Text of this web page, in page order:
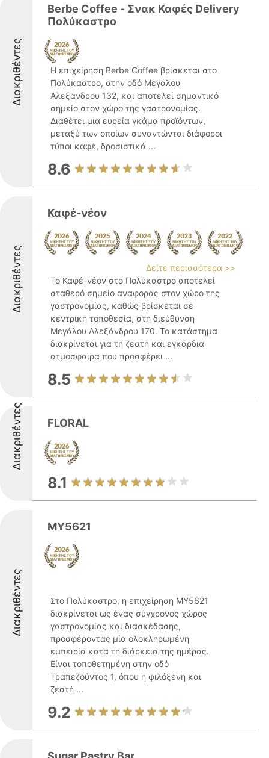
Διακριθέντες
Berbe Coffee - Σνακ Καφές Delivery
Πολύκαστρο
Η επιχείρηση Berbe Coffee βρίσκεται στο
Πολύκαστρο, στην οδό Μεγάλου
Αλεξάνδρου 132, και αποτελεί σημαντικό
σημείο στον χώρο της γαστρονομίας.
Διαθέτει μια ευρεία γκάμα προϊόντων,
μεταξύ των οποίων συναντώνται διάφοροι
τύποι καφέ, δροσιστικά ...
8.6
Διακριθέντες
Καφέ-νέον
Δείτε περισσότερα >>
Το Καφέ-νέον στο Πολύκαστρο αποτελεί
σταθερό σημείο αναφοράς στον χώρο της
γαστρονομίας, καθώς βρίσκεται σε
κεντρική τοποθεσία, στη διεύθυνση
Μεγάλου Αλεξάνδρου 170. Το κατάστημα
διακρίνεται για τη ζεστή και εγκάρδια
ατμόσφαιρα που προσφέρει ...
8.5
Διακριθέντες FLORAL
8.1
Διακριθέντες
MY5621
Στο Πολύκαστρο, η επιχείρηση MY5621
διακρίνεται ως ένας σύγχρονος χώρος
γαστρονομίας και διασκέδασης,
προσφέροντας μία ολοκληρωμένη
εμπειρία κατά τη διάρκεια της ημέρας.
Είναι τοποθετημένη στην οδό
Τραπεζούντος 1, όπου η φιλόξενη και
ζεστή ...
9.2